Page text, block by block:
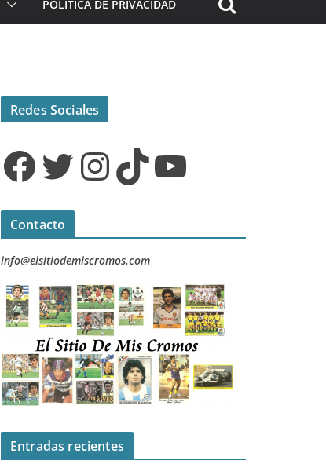
POLÍTICA DE PRIVACIDAD
Redes Sociales
Facebook Twitter InstagramTikTok YouTube
Contacto
info@elsitiodemiscromos.com
Entradas recientes